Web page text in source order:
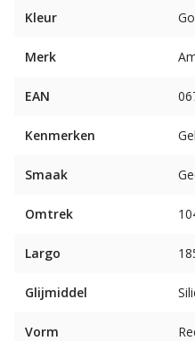
Kleur
Merk
EAN
Kenmerken
Smaak
Omtrek
Largo
Glijmiddel
Vorm